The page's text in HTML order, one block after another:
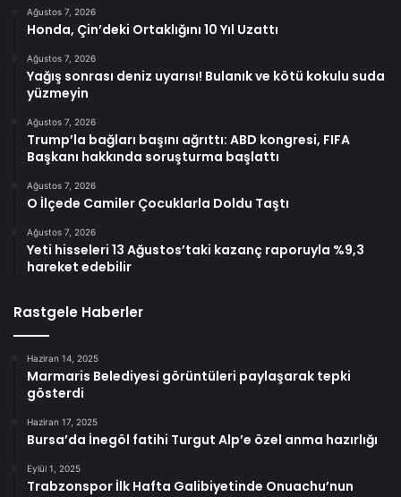
Ağustos 7, 2026
Honda, Çin’deki Ortaklığını 10 Yıl Uzattı
Ağustos 7, 2026
Yağış sonrası deniz uyarısı! Bulanık ve kötü kokulu suda
yüzmeyin
Ağustos 7, 2026
Trump’la bağları başını ağrıttı: ABD kongresi, FIFA
Başkanı hakkında soruşturma başlattı
Ağustos 7, 2026
O İlçede Camiler Çocuklarla Doldu Taştı
Ağustos 7, 2026
Yeti hisseleri 13 Ağustos’taki kazanç raporuyla %9,3
hareket edebilir
Rastgele Haberler
Haziran 14, 2025
Marmaris Belediyesi görüntüleri paylaşarak tepki
gösterdi
Haziran 17, 2025
Bursa’da İnegöl fatihi Turgut Alp’e özel anma hazırlığı
Eylül 1, 2025
Trabzonspor İlk Hafta Galibiyetinde Onuachu’nun